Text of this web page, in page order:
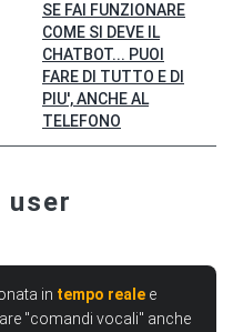
SE FAI FUNZIONARE
COME SI DEVE IL
CHATBOT... PUOI
FARE DI TUTTO E DI
PIU', ANCHE AL
TELEFONO
user
in tempo reale e
"comandi vocali" anche